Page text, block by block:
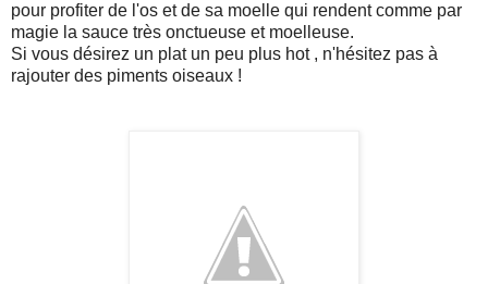
pour profiter de l'os et de sa moelle qui rendent comme par
magie la sauce très onctueuse et moelleuse.
Si vous désirez un plat un peu plus hot , n'hésitez pas à
rajouter des piments oiseaux !